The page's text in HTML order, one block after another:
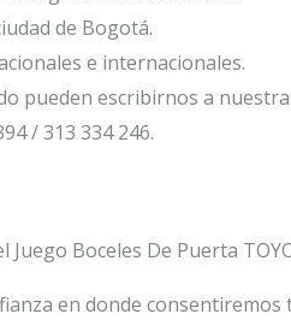
de Bogotá.
e internacionales.
pueden escribirnos a
/ 313 334 246.
Boceles De Puerta
en donde consentiremos